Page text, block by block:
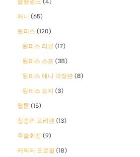
슬램덩크 (4)
애니 (65)
원피스 (120)
원피스 리뷰 (17)
원피스 스포 (38)
원피스 애니 극장판 (8)
원피스 표지 (3)
웹툰 (15)
장송의 프리렌 (13)
주술회전 (9)
캐릭터 프로필 (18)